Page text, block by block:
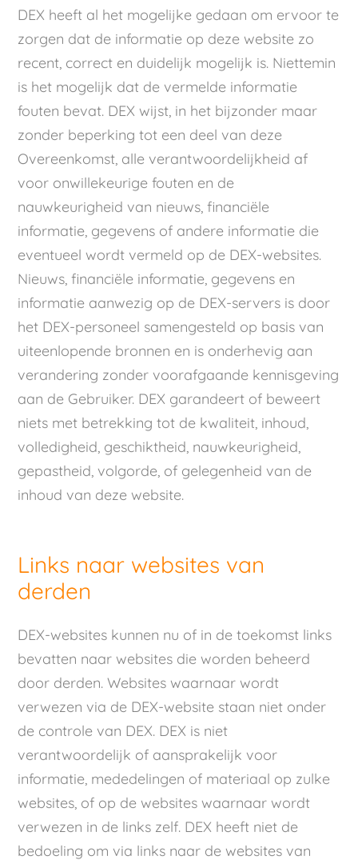
DEX heeft al het mogelijke gedaan om ervoor te
zorgen dat de informatie op deze website zo
recent, correct en duidelijk mogelijk is. Niettemin
is het mogelijk dat de vermelde informatie
fouten bevat. DEX wijst, in het bijzonder maar
zonder beperking tot een deel van deze
Overeenkomst, alle verantwoordelijkheid af
voor onwillekeurige fouten en de
nauwkeurigheid van nieuws, financiële
informatie, gegevens of andere informatie die
eventueel wordt vermeld op de DEX-websites.
Nieuws, financiële informatie, gegevens en
informatie aanwezig op de DEX-servers is door
het DEX-personeel samengesteld op basis van
uiteenlopende bronnen en is onderhevig aan
verandering zonder voorafgaande kennisgeving
aan de Gebruiker. DEX garandeert of beweert
niets met betrekking tot de kwaliteit, inhoud,
volledigheid, geschiktheid, nauwkeurigheid,
gepastheid, volgorde, of gelegenheid van de
inhoud van deze website.
Links naar websites van
derden
DEX-websites kunnen nu of in de toekomst links
bevatten naar websites die worden beheerd
door derden. Websites waarnaar wordt
verwezen via de DEX-website staan niet onder
de controle van DEX. DEX is niet
verantwoordelijk of aansprakelijk voor
informatie, mededelingen of materiaal op zulke
websites, of op de websites waarnaar wordt
verwezen in de links zelf. DEX heeft niet de
bedoeling om via links naar de websites van